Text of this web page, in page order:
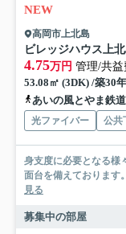
NEW
高岡市上北島
ビレッジハウス上
4.75万円 管理/共益
53.08㎡ (3DK) /築30
あいの風とやま鉄
光ファイバー 公共
身支度に必要となる様
面台を備えております
見る
募集中の部屋